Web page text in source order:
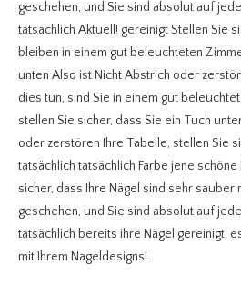
geschehen, und Sie sind absolut auf
tatsächlich Aktuell! gereinigt Stellen Sie
bleiben in einem gut beleuchteten
unten Also ist Nicht Abstrich oder
dies tun, sind Sie in einem gut
stellen Sie sicher, dass Sie ein Tuch
oder zerstören Ihre Tabelle, stellen Sie
tatsächlich tatsächlich Farbe jene
sicher, dass Ihre Nägel sind sehr sauber
geschehen, und Sie sind absolut auf
tatsächlich bereits ihre Nägel gereinigt,
mit Ihrem Nageldesigns!